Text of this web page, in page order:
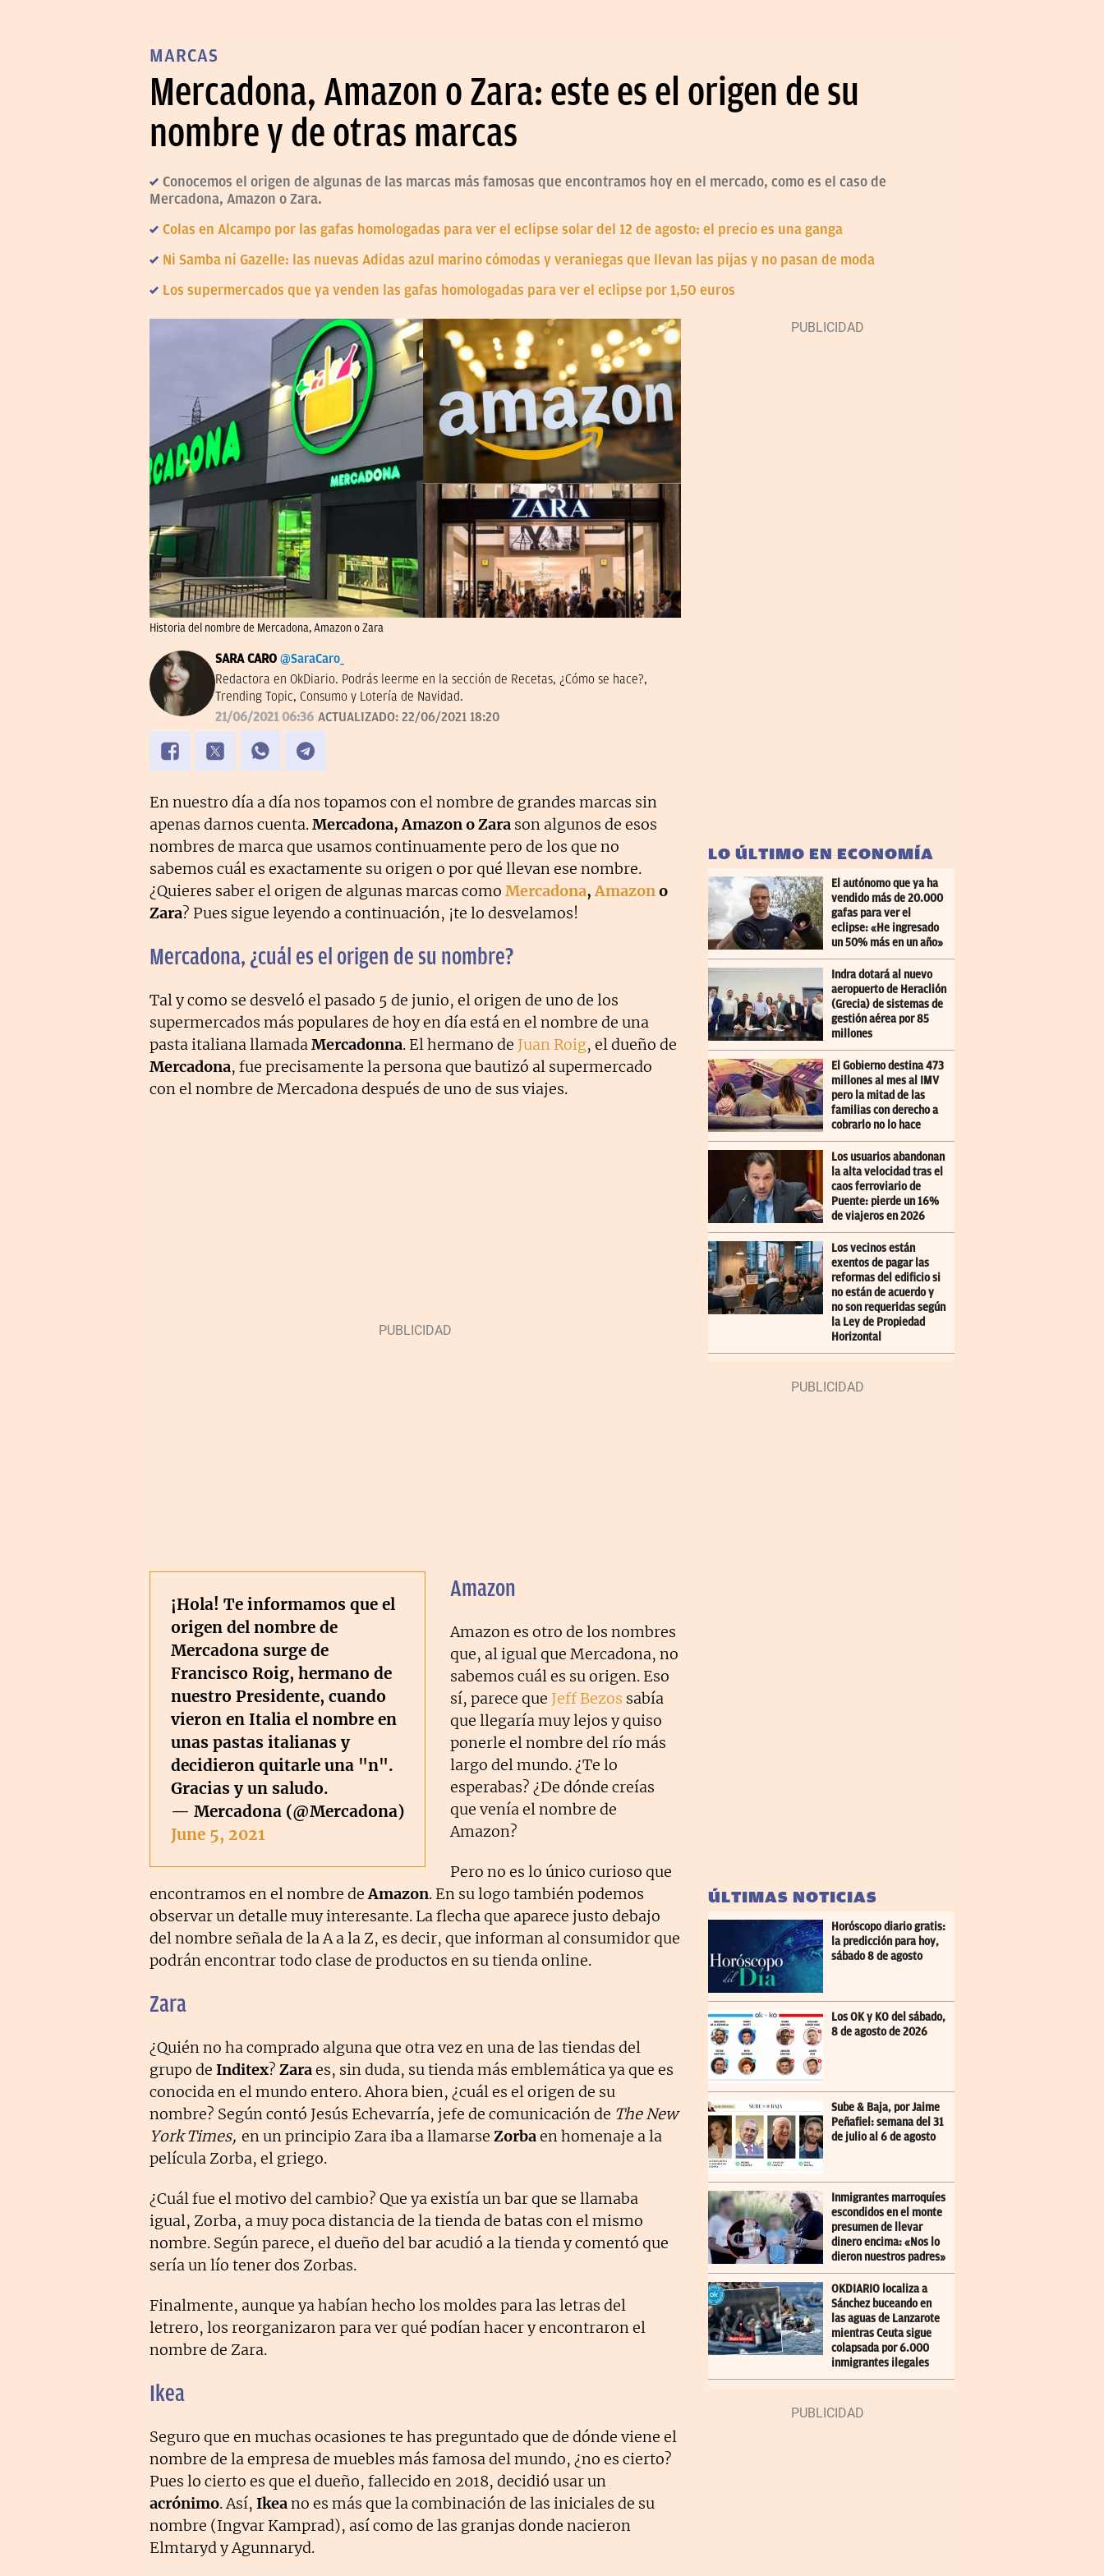
MARCAS
Mercadona, Amazon o Zara: este es el origen de su
nombre y de otras marcas
Conocemos el origen de algunas de las marcas más famosas que encontramos hoy en el mercado, como es el caso de
Mercadona, Amazon o Zara.
Colas en Alcampo por las gafas homologadas para ver el eclipse solar del 12 de agosto: el precio es una ganga
Ni Samba ni Gazelle: las nuevas Adidas azul marino cómodas y veraniegas que llevan las pijas y no pasan de moda
Los supermercados que ya venden las gafas homologadas para ver el eclipse por 1,50 euros
Historia del nombre de Mercadona, Amazon o Zara
SARA CARO @SaraCaro_
Redactora en OkDiario. Podrás leerme en la sección de Recetas, ¿Cómo se hace?,
Trending Topic, Consumo y Lotería de Navidad.
21/06/2021 06:36 ACTUALIZADO: 22/06/2021 18:20
En nuestro día a día nos topamos con el nombre de grandes marcas sin
apenas darnos cuenta.Mercadona, Amazon o Zara son algunos de esos
nombres de marca que usamos continuamente pero de los que no
sabemos cuál es exactamente su origen o por qué llevan ese nombre.
¿Quieres saber el origen de algunas marcas como Mercadona,Amazono
Zara? Pues sigue leyendo a continuación, ¡te lo desvelamos!
Mercadona, ¿cuál es el origen de su nombre?
Tal y como se desveló el pasado 5 de junio, el origen de uno de los
supermercados más populares de hoy en día está en el nombre de una
pasta italiana llamadaMercadonna. El hermano de Juan Roig, el dueño de
Mercadona, fue precisamente la persona que bautizó al supermercado
con el nombre de Mercadona después de uno de sus viajes.
¡Hola! Te informamos que el
origen del nombre de
Mercadona surge de
Francisco Roig, hermano de
nuestro Presidente, cuando
vieron en Italia el nombre en
unas pastas italianas y
decidieron quitarle una "n".
Gracias y un saludo.
— Mercadona (@Mercadona)
June 5, 2021
Amazon
Amazon es otro de los nombres
que, al igual que Mercadona, no
sabemos cuál es su origen. Eso
sí, parece que Jeff Bezos sabía
que llegaría muy lejos y quiso
ponerle el nombre del río más
largo del mundo. ¿Te lo
esperabas? ¿De dónde creías
que venía el nombre de
Amazon?
Pero no es lo único curioso que
encontramos en el nombre deAmazon. En su logo también podemos
observar un detalle muy interesante. La flecha que aparece justo debajo
del nombre señala de la A a la Z, es decir, que informan al consumidor que
podrán encontrar todo clase de productos en su tienda online.
Zara
¿Quién no ha comprado alguna que otra vez en una de las tiendas del
grupo de Inditex? Zaraes, sin duda, su tienda más emblemática ya que es
conocida en el mundo entero. Ahora bien, ¿cuál es el origen de su
nombre? Según contó Jesús Echevarría, jefe de comunicación de The New
York Times, en un principio Zara iba a llamarse Zorbaen homenaje a la
película Zorba, el griego.
¿Cuál fue el motivo del cambio? Que ya existía un bar que se llamaba
igual, Zorba, a muy poca distancia de la tienda de batas con el mismo
nombre. Según parece, el dueño del bar acudió a la tienda y comentó que
sería un lío tener dos Zorbas.
Finalmente, aunque ya habían hecho los moldes para las letras del
letrero, los reorganizaron para ver qué podían hacer y encontraron el
nombre de Zara.
Ikea
Seguro que en muchas ocasiones te has preguntado que de dónde viene el
nombre de la empresa de muebles más famosa del mundo, ¿no es cierto?
Pues lo cierto es que el dueño, fallecido en 2018, decidió usar un
acrónimo. Así, Ikeano es más que la combinación de las iniciales de su
nombre (Ingvar Kamprad), así como de las granjas donde nacieron
Elmtaryd y Agunnaryd.
LO ÚLTIMO EN ECONOMÍA
El autónomo que ya ha
vendido más de 20.000
gafas para ver el
eclipse: «He ingresado
un 50% más en un año»
Indra dotará al nuevo
aeropuerto de Heraclión
(Grecia) de sistemas de
gestión aérea por 85
millones
El Gobierno destina 473
millones al mes al IMV
pero la mitad de las
familias con derecho a
cobrarlo no lo hace
Los usuarios abandonan
la alta velocidad tras el
caos ferroviario de
Puente: pierde un 16%
de viajeros en 2026
Los vecinos están
exentos de pagar las
reformas del edificio si
no están de acuerdo y
no son requeridas según
la Ley de Propiedad
Horizontal
ÚLTIMAS NOTICIAS
Horóscopo diario gratis:
la predicción para hoy,
sábado 8 de agosto
Los OK y KO del sábado,
8 de agosto de 2026
Sube & Baja, por Jaime
Peñafiel: semana del 31
de julio al 6 de agosto
Inmigrantes marroquíes
escondidos en el monte
presumen de llevar
dinero encima: «Nos lo
dieron nuestros padres»
OKDIARIO localiza a
Sánchez buceando en
las aguas de Lanzarote
mientras Ceuta sigue
colapsada por 6.000
inmigrantes ilegales